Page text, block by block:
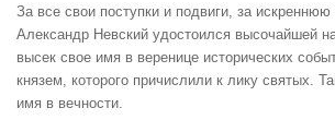
За все свои поступки и подвиги, за искреннюю
Александр Невский удостоился высочайшей
высек свое имя в веренице исторических
князем, которого причислили к лику святых.
имя в вечности.